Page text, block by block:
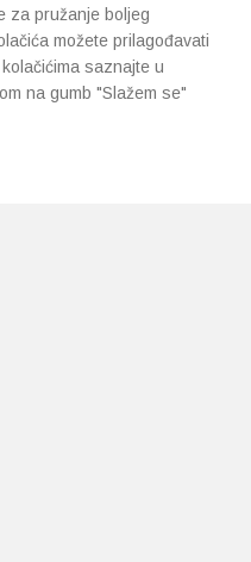
za pružanje boljeg
možete prilagođavati
saznajte u
na gumb "Slažem se"